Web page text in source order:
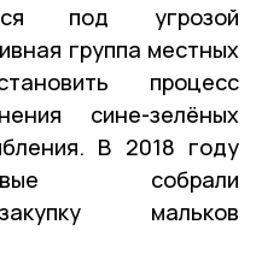
под угрозой
группа местных
процесс
сине-зелёных
В 2018 году
собрали
мальков